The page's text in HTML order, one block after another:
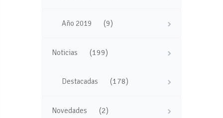
Año 2019 (9)
Noticias (199)
Destacadas (178)
Novedades (2)